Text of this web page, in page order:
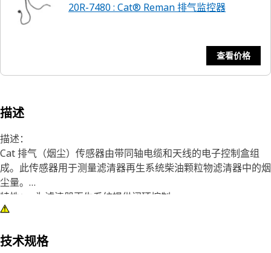
20R-7480 : Cat® Reman 排气监控器
查看价格
描述
描述：
Cat 排气（烟尘）传感器由带同轴电缆和天线的电子控制盒组
成。此传感器用于测量滤清器再生系统柴油颗粒物滤清器中的烟
尘量。
特性：• 为滤清器再生系统提供闭环控制
• 符合 RoHS 标准
• 非公路用车辆和工业用发动机
技术规格